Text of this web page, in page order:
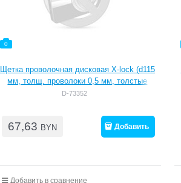
0
Щетка проволочная дисковая X-lock (d115
мм, толщ. проволоки 0,5 мм, толстые
пучки )
D-73352
67,63 BYN Добавить
Добавить в сравнение